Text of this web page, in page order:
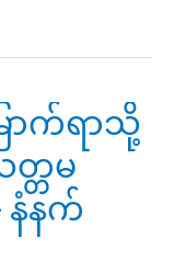
ာက်ရာသို့
တ္တမ
နံနက်